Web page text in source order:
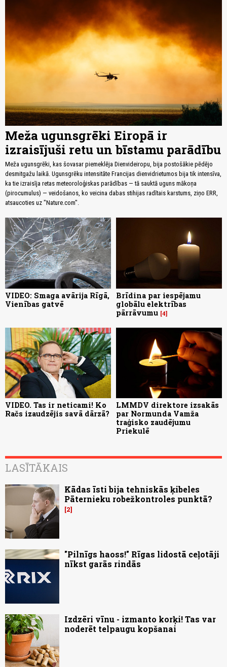
Meža ugunsgrēki Eiropā ir
izraisījuši retu un bīstamu parādību
Meža ugunsgrēki, kas šovasar piemeklēja Dienvideiropu, bija postošākie pēdējo
desmitgažu laikā. Ugunsgrēku intensitāte Francijas dienvidrietumos bija tik intensīva,
ka tie izraisīja retas meteoroloģiskas parādības — tā sauktā uguns mākoņa
(pirocumulus) — veidošanos, ko veicina dabas stihijas radītais karstums, ziņo ERR,
atsaucoties uz "Nature.com".
VIDEO: Smaga avārija Rīgā,
Vienības gatvē
Brīdina par iespējamu
globālu elektrības
pārrāvumu 4
VIDEO. Tas ir neticami! Ko
Račs izaudzējis savā dārzā?
LMMDV direktore izsakās
par Normunda Vamža
traģisko zaudējumu
Priekulē
LASĪTĀKAIS
Kādas īsti bija tehniskās ķibeles
Pāternieku robežkontroles punktā?
2
"Pilnīgs haoss!" Rīgas lidostā ceļotāji
nīkst garās rindās
Izdzēri vīnu - izmanto korķi! Tas var
noderēt telpaugu kopšanai